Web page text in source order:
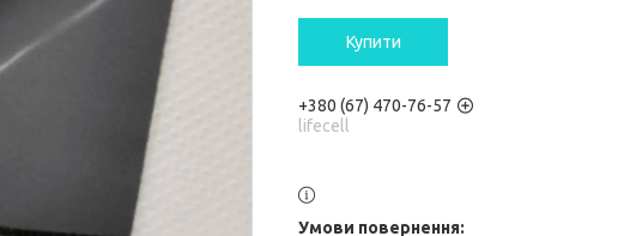
Купити
+380 (67) 470-76-57
lifecell